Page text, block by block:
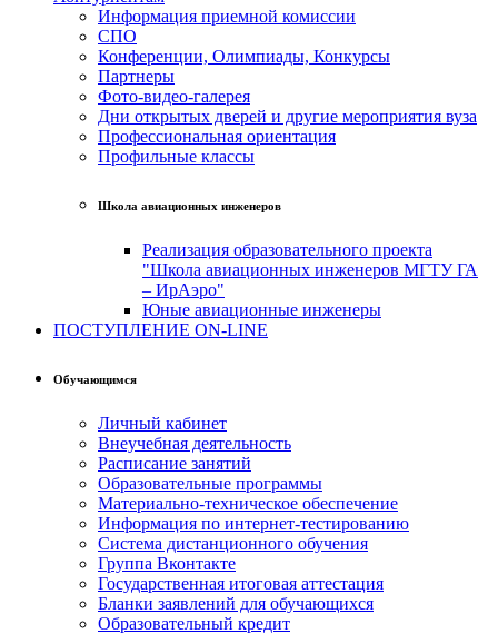
Информация приемной комиссии
СПО
Конференции, Олимпиады, Конкурсы
Партнеры
Фото-видео-галерея
Дни открытых дверей и другие мероприятия вуза
Профессиональная ориентация
Профильные классы
Школа авиационных инженеров
Реализация образовательного проекта
"Школа авиационных инженеров МГТУ ГА
– ИрАэро"
Юные авиационные инженеры
ПОСТУПЛЕНИЕ ON-LINE
Обучающимся
Личный кабинет
Внеучебная деятельность
Расписание занятий
Образовательные программы
Материально-техническое обеспечение
Информация по интернет-тестированию
Система дистанционного обучения
Группа Вконтакте
Государственная итоговая аттестация
Бланки заявлений для обучающихся
Образовательный кредит